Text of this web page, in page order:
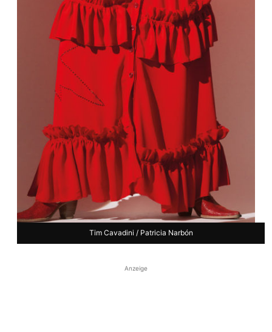
Tim Cavadini / Patricia Narbón
Anzeige